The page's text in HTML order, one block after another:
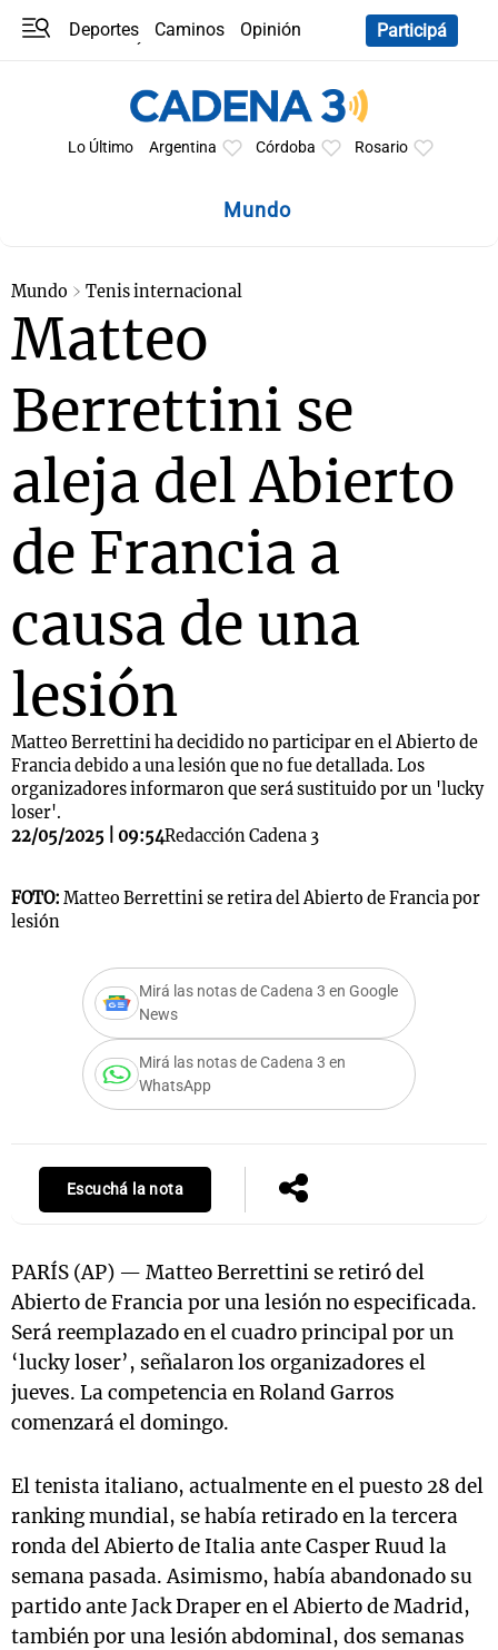
Deportes Caminos
Opinión
Participá
Lo Último Argentina Córdoba Rosario
Mundo
Mundo Tenis internacional
Matteo
Berrettini se
aleja del Abierto
de Francia a
causa de una
lesión
Matteo Berrettini ha decidido no participar en el Abierto de
Francia debido a una lesión que no fue detallada. Los
organizadores informaron que será sustituido por un 'lucky
loser'.
22/05/2025 | 09:54Redacción Cadena 3
FOTO: Matteo Berrettini se retira del Abierto de Francia por
lesión
Mirá las notas de Cadena 3 en Google
News
Mirá las notas de Cadena 3 en
WhatsApp
Escuchá la nota
PARÍS (AP) — Matteo Berrettini se retiró del
Abierto de Francia por una lesión no especificada.
Será reemplazado en el cuadro principal por un
‘lucky loser’, señalaron los organizadores el
jueves. La competencia en Roland Garros
comenzará el domingo.
El tenista italiano, actualmente en el puesto 28 del
ranking mundial, se había retirado en la tercera
ronda del Abierto de Italia ante Casper Ruud la
semana pasada. Asimismo, había abandonado su
partido ante Jack Draper en el Abierto de Madrid,
también por una lesión abdominal, dos semanas
Mundial 2026